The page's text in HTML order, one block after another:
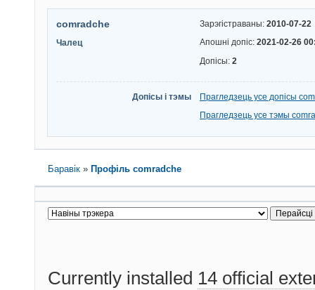
comradche
Чалец
Зарэгістраваны: 2010-07-22
Апошні допіс: 2021-02-26
Допісы: 2
Допісы і тэмы
Прагледзець усе допісы
Прагледзець усе тэмы
Баравік » Профіль comradche
Currently installed 14 official